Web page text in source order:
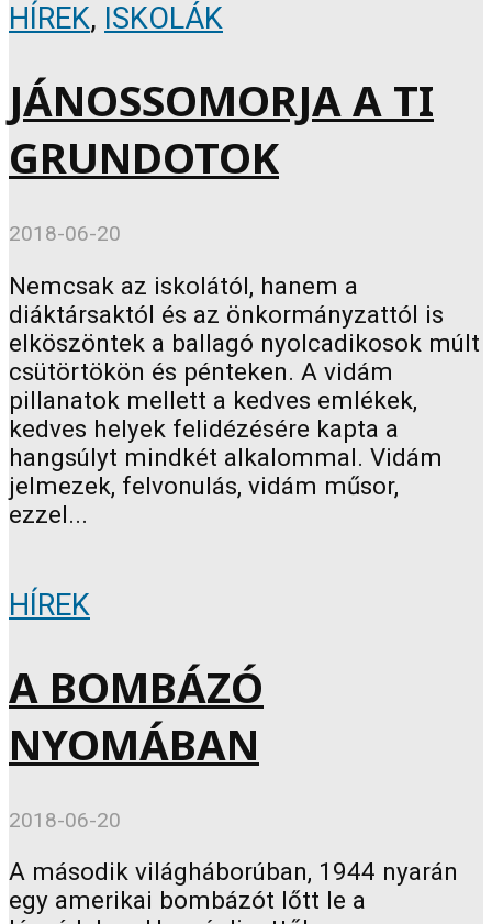
HÍREK, ISKOLÁK
JÁNOSSOMORJA A TI
GRUNDOTOK
2018-06-20
Nemcsak az iskolától, hanem a
diáktársaktól és az önkormányzattól is
elköszöntek a ballagó nyolcadikosok múlt
csütörtökön és pénteken. A vidám
pillanatok mellett a kedves emlékek,
kedves helyek felidézésére kapta a
hangsúlyt mindkét alkalommal. Vidám
jelmezek, felvonulás, vidám műsor,
ezzel...
HÍREK
A BOMBÁZÓ
NYOMÁBAN
2018-06-20
A második világháborúban, 1944 nyarán
egy amerikai bombázót lőtt le a